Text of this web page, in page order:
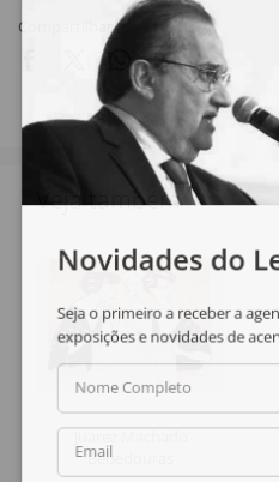
Compartilhar
Veja também
Bebedouras
Novidades do
Seja o primeiro a receber a
exposições e novidades de
Nome Completo
Email